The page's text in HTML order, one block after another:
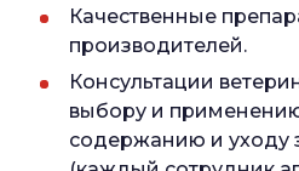
Качественные
производителей.
Консультации
выбору и
содержанию и уходу